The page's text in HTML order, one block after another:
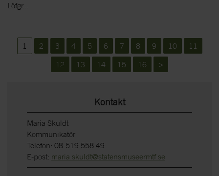
Löfgr...
1 2 3 4 5 6 7 8 9 10
11
12
13 14 15 16 >
Kontakt
Maria Skuldt
Kommunikatör
Telefon: 08-519 558 49
E-post: maria.skuldt@statensmuseermtf.se